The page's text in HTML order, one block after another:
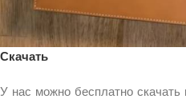
Скачать
У нас можно бесплатно